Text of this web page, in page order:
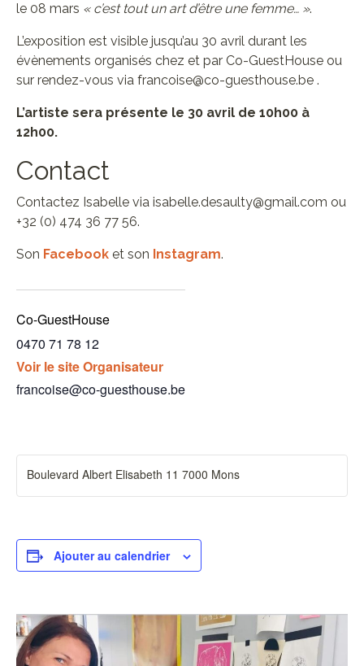
le 08 mars « c’est tout un art d’être une femme… ».
L’exposition est visible jusqu’au 30 avril durant les
évènements organisés chez et par Co-GuestHouse ou
sur rendez-vous via francoise@co-guesthouse.be .
L’artiste sera présente le 30 avril de 10h00 à
12h00.
Contact
Contactez Isabelle via isabelle.desaulty@gmail.com ou
+32 (0) 474 36 77 56.
Son Facebook et son Instagram.
Co-GuestHouse
0470 71 78 12
Voir le site Organisateur
francoise@co-guesthouse.be
Boulevard Albert Elisabeth 11 7000 Mons
Ajouter au calendrier